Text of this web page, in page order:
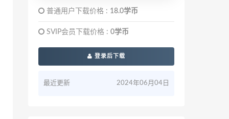
普通用户下载价格 : 18.0学币
SVIP会员下载价格 : 0学币
登录后下载
最近更新 2024年06月04日